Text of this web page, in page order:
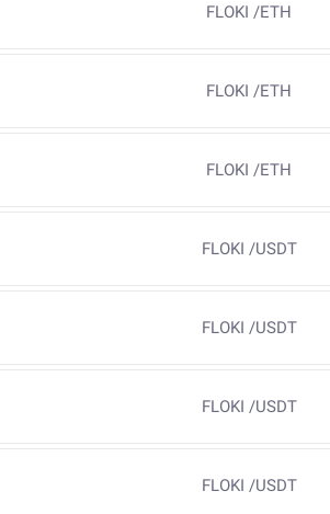
FLOKI /ETH
FLOKI /ETH
FLOKI /ETH
FLOKI /USDT
FLOKI /USDT
FLOKI /USDT
FLOKI /USDT